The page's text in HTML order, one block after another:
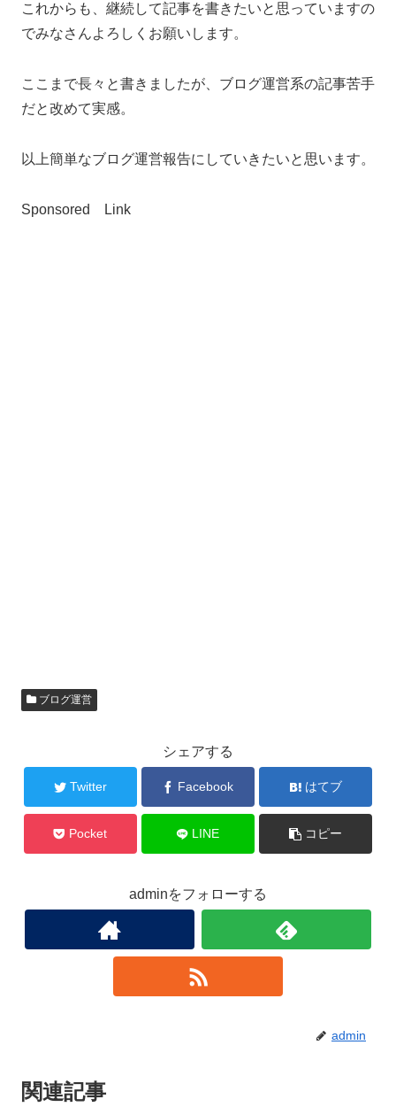
これからも、継続して記事を書きたいと思っていますの
でみなさんよろしくお願いします。
ここまで長々と書きましたが、ブログ運営系の記事苦手
だと改めて実感。
以上簡単なブログ運営報告にしていきたいと思います。
Sponsored Link
ブログ運営
シェアする
Twitter Facebook はてブ
Pocket LINE コピー
adminをフォローする
admin
関連記事